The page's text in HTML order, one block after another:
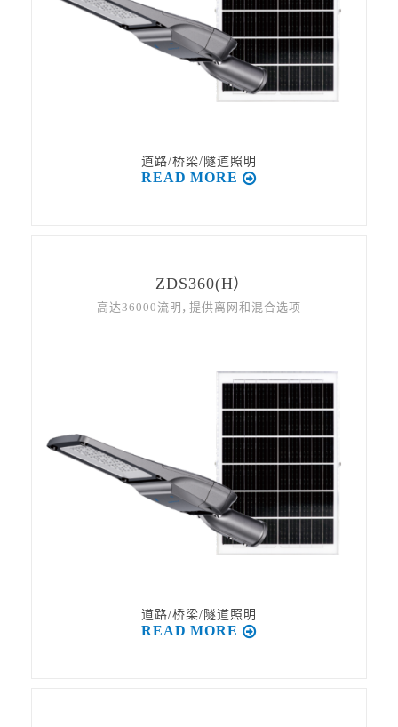
道路/桥梁/隧道照明
READ MORE
ZDS360(H）
高达36000流明，提供离网和混合选项
道路/桥梁/隧道照明
READ MORE